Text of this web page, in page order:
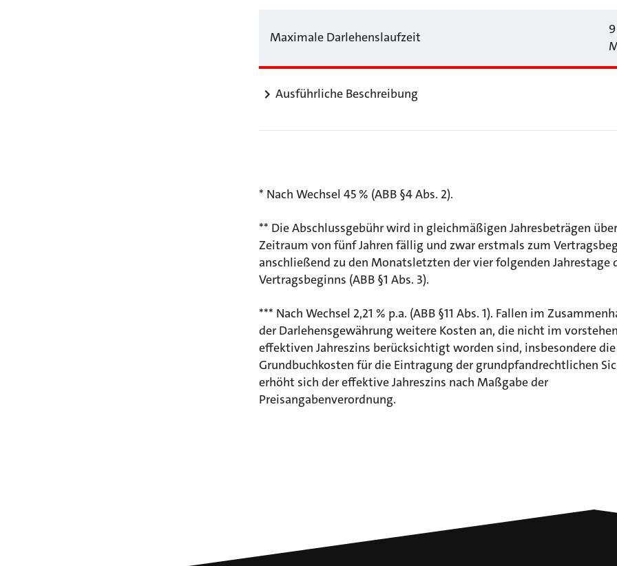
Maximale Darlehenslaufzeit
Ausführliche Beschreibung
* Nach Wechsel 45 % (ABB §4 Abs. 2).
** Die Abschlussgebühr wird in gleichmäßigen Jahresbeträgen
Zeitraum von fünf Jahren fällig und zwar erstmals zum
anschließend zu den Monatsletzten der vier folgenden Jahrestage
Vertragsbeginns (ABB §1 Abs. 3).
*** Nach Wechsel 2,21 % p.a. (ABB §11 Abs. 1). Fallen im
der Darlehensgewährung weitere Kosten an, die nicht im
effektiven Jahreszins berücksichtigt worden sind, insbesondere die
Grundbuchkosten für die Eintragung der grundpfandrechtlichen
erhöht sich der effektive Jahreszins nach Maßgabe der
Preisangabenverordnung.